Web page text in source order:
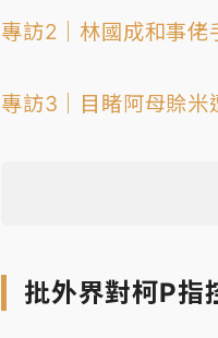
專訪2｜林國成和事
專訪3｜目睹阿母賒
批外界對柯P指